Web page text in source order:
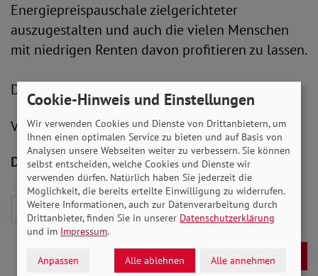
Energiepreispauschale zielgerichteter
auszugestalten und auch die vielen Menschen
mit niedrigen Renten davon profitieren zu lassen.
Den gesamten offenen Brief finden Sie
V.i.S.d.P.: Peter-Michael Zernechel
Downloads zum Artikel
Offener Brief von SoVD-Präsident
Adolf Bauer- 145 KB
Download
Cookie-Hinweis und Einstellungen
Wir verwenden Cookies und Dienste von Drittanbietern, um
Ihnen einen optimalen Service zu bieten und auf Basis von
Analysen unsere Webseiten weiter zu verbessern. Sie können
selbst entscheiden, welche Cookies und Dienste wir
verwenden dürfen. Natürlich haben Sie jederzeit die
Möglichkeit, die bereits erteilte Einwilligung zu widerrufen.
Weitere Informationen, auch zur Datenverarbeitung durch
Drittanbieter, finden Sie in unserer Datenschutzerklärung
und im Impressum.
Anpassen Alle ablehnen Alle annehmen